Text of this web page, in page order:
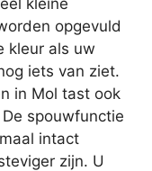
opgevuld
kleur als uw
iets van ziet.
in Mol tast ook
spouwfunctie
intact
zijn. U